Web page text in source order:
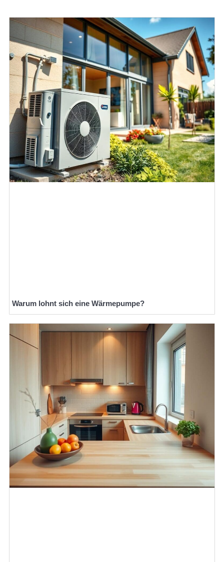
Warum lohnt sich eine Wärmepumpe?